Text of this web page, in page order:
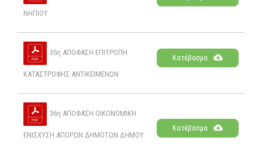
ΝΗΠΙΟΥ
35η ΑΠΟΦΑΣΗ ΕΠΙΤΡΟΠΗ
ΚΑΤΑΣΤΡΟΦΗΣ ΑΝΤΙΚΕΙΜΕΝΩΝ
Κατέβασμα
36η ΑΠΟΦΑΣΗ ΟΙΚΟΝΟΜΙΚΗ
ΕΝΙΣΧΥΣΗ ΑΠΟΡΩΝ ΔΗΜΟΤΩΝ ΔΗΜΟΥ
Κατέβασμα